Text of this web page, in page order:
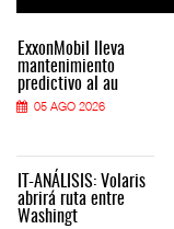
ExxonMobil lleva
mantenimiento
predictivo al au
05 AGO 2026
IT-ANÁLISIS: Volaris
abrirá ruta entre
Washingt